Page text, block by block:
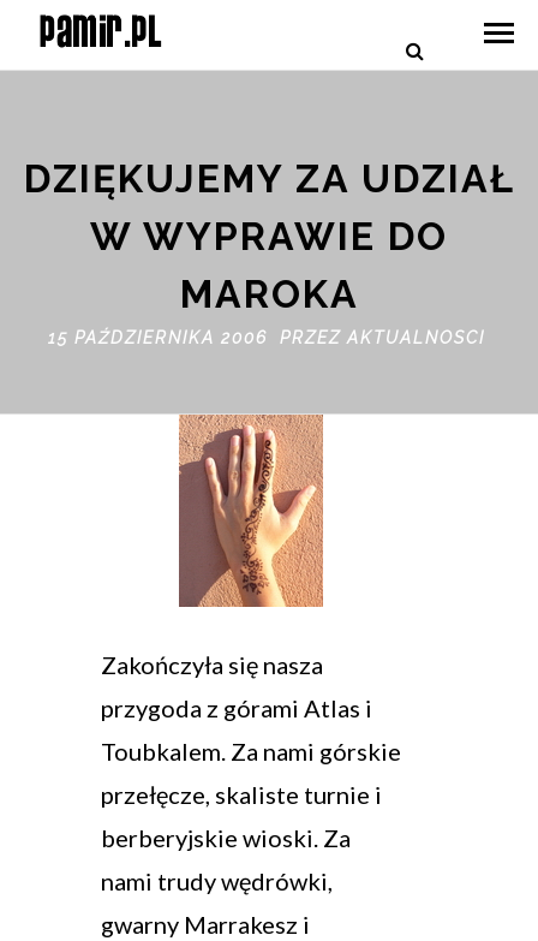
DZIĘKUJEMY ZA UDZIAŁ
W WYPRAWIE DO
MAROKA
15 PAŹDZIERNIKA 2006 PRZEZAKTUALNOSCI
Zakończyła się nasza
przygoda z górami Atlas i
Toubkalem. Za nami górskie
przełęcze, skaliste turnie i
berberyjskie wioski. Za
nami trudy wędrówki,
gwarny Marrakesz i